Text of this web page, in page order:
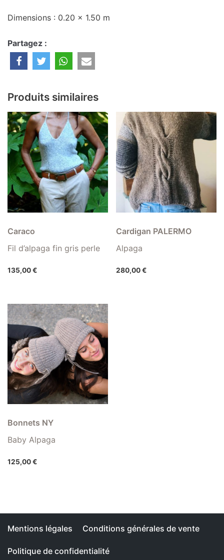
Dimensions : 0.20 x 1.50 m
Partagez :
Produits similaires
Caraco
Fil d’alpaga fin gris perle
135,00€
Cardigan PALERMO
Alpaga
280,00€
Bonnets NY
Baby Alpaga
125,00€
Mentions légales Conditions générales de vente
Politique de confidentialité